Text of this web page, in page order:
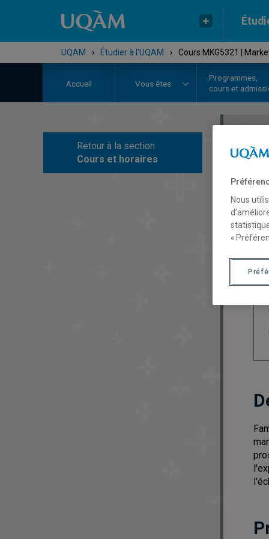
UQAM › Étudier à l'UQAM › Cours MKG5321 |
Accueil Vous êtes
Programmes,
cours et
Retour à la section
Cours et horaires
Nous
«